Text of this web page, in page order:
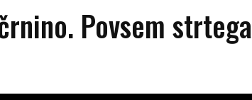
Povsem strtega